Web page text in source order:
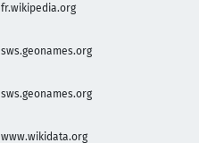
fr.wikipedia.org
sws.geonames.org
sws.geonames.org
www.wikidata.org